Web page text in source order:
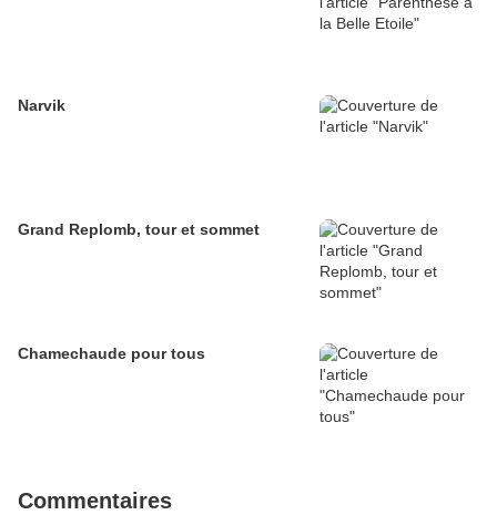
Narvik
Grand Replomb, tour et sommet
Chamechaude pour tous
Commentaires